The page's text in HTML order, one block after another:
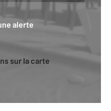
alerte
sur la carte